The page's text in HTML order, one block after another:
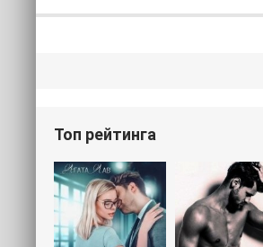
Топ рейтинга